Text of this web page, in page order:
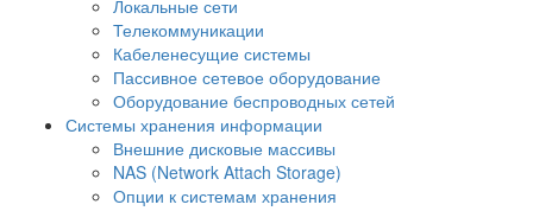
Локальные сети
Телекоммуникации
Кабеленесущие системы
Пассивное сетевое оборудование
Оборудование беспроводных сетей
Системы хранения информации
Внешние дисковые массивы
NAS (Network Attach Storage)
Опции к системам хранения